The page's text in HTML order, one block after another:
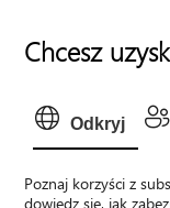
Chcesz
Odkryj
Poznaj korzyści z
dowiedz się, jak